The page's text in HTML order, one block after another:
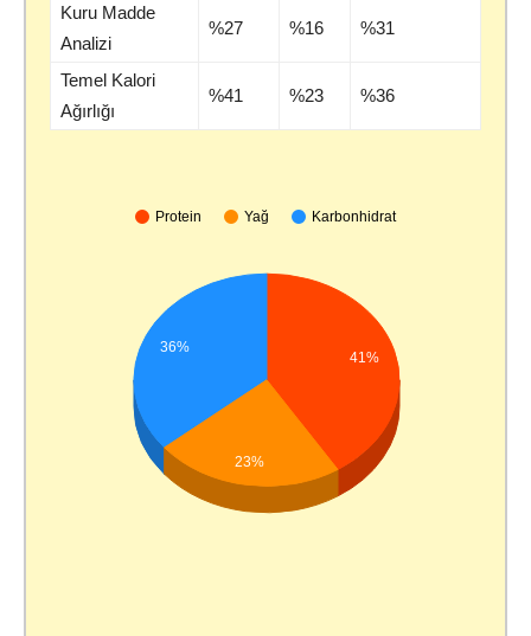
Kuru Madde
Analizi
%27 %16 %31
Temel Kalori
Ağırlığı
%41 %23 %36
Protein Yağ Karbonhidrat
41%
36%
23%